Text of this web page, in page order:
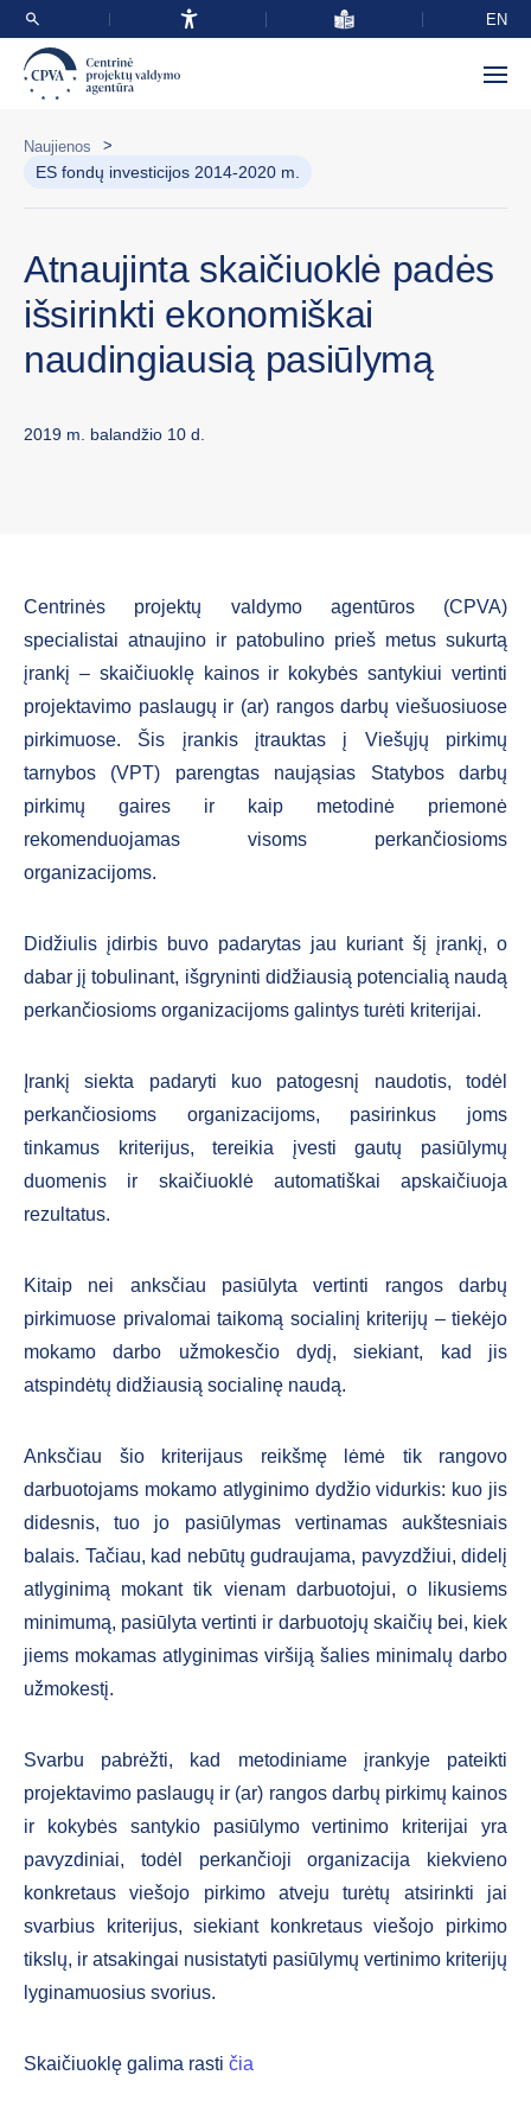
EN
Naujienos >
ES fondų investicijos 2014-2020 m.
Atnaujinta skaičiuoklė padės
išsirinkti ekonomiškai
naudingiausią pasiūlymą
2019 m. balandžio 10 d.
Centrinės projektų valdymo agentūros (CPVA)
specialistai atnaujino ir patobulino prieš metus sukurtą
įrankį – skaičiuoklę kainos ir kokybės santykiui vertinti
projektavimo paslaugų ir (ar) rangos darbų viešuosiuose
pirkimuose. Šis įrankis įtrauktas į Viešųjų pirkimų
tarnybos (VPT) parengtas naująsias Statybos darbų
pirkimų gaires ir kaip metodinė priemonė
rekomenduojamas visoms perkančiosioms
organizacijoms.
Didžiulis įdirbis buvo padarytas jau kuriant šį įrankį, o
dabar jį tobulinant, išgryninti didžiausią potencialią naudą
perkančiosioms organizacijoms galintys turėti kriterijai.
Įrankį siekta padaryti kuo patogesnį naudotis, todėl
perkančiosioms organizacijoms, pasirinkus joms
tinkamus kriterijus, tereikia įvesti gautų pasiūlymų
duomenis ir skaičiuoklė automatiškai apskaičiuoja
rezultatus.
Kitaip nei anksčiau pasiūlyta vertinti rangos darbų
pirkimuose privalomai taikomą socialinį kriterijų – tiekėjo
mokamo darbo užmokesčio dydį, siekiant, kad jis
atspindėtų didžiausią socialinę naudą.
Anksčiau šio kriterijaus reikšmę lėmė tik rangovo
darbuotojams mokamo atlyginimo dydžio vidurkis: kuo jis
didesnis, tuo jo pasiūlymas vertinamas aukštesniais
balais. Tačiau, kad nebūtų gudraujama, pavyzdžiui, didelį
atlyginimą mokant tik vienam darbuotojui, o likusiems
minimumą, pasiūlyta vertinti ir darbuotojų skaičių bei, kiek
jiems mokamas atlyginimas viršiją šalies minimalų darbo
užmokestį.
Svarbu pabrėžti, kad metodiniame įrankyje pateikti
projektavimo paslaugų ir (ar) rangos darbų pirkimų kainos
ir kokybės santykio pasiūlymo vertinimo kriterijai yra
pavyzdiniai, todėl perkančioji organizacija kiekvieno
konkretaus viešojo pirkimo atveju turėtų atsirinkti jai
svarbius kriterijus, siekiant konkretaus viešojo pirkimo
tikslų, ir atsakingai nusistatyti pasiūlymų vertinimo kriterijų
lyginamuosius svorius.
Skaičiuoklę galima rasti čia